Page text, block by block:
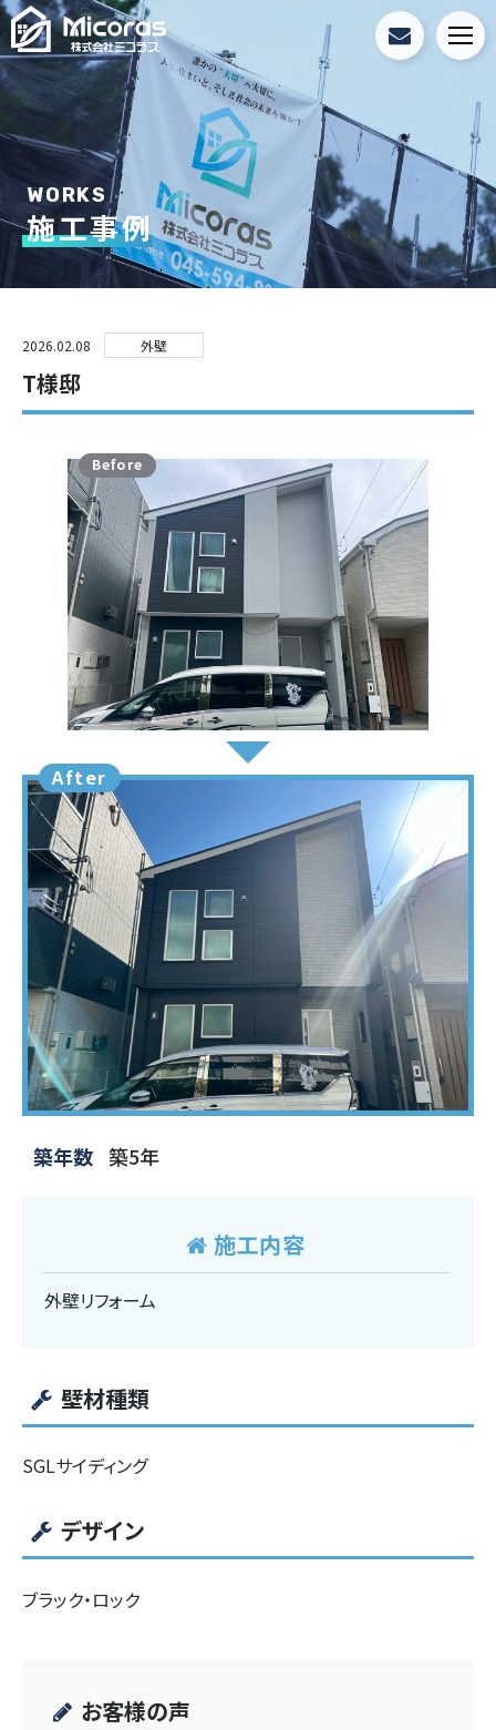
T様邸
WORKS
施工事例
2026.02.08 外壁
T様邸
築年数 築5年
施工内容
外壁リフォーム
壁材種類
SGLサイディング
デザイン
ブラック・ロック
お客様の声